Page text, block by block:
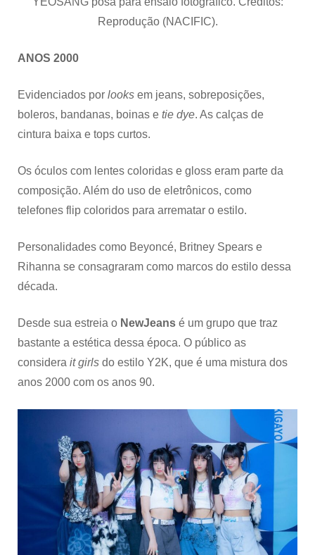
Reprodução (NACIFIC).
ANOS 2000
Evidenciados por looks em jeans, sobreposições,
boleros, bandanas, boinas e tie dye. As calças de
cintura baixa e tops curtos.
Os óculos com lentes coloridas e gloss eram parte da
composição. Além do uso de eletrônicos, como
telefones flip coloridos para arrematar o estilo.
Personalidades como Beyoncé, Britney Spears e
Rihanna se consagraram como marcos do estilo dessa
década.
Desde sua estreia o NewJeans é um grupo que traz
bastante a estética dessa época. O público as
considera it girls do estilo Y2K, que é uma mistura dos
anos 2000 com os anos 90.